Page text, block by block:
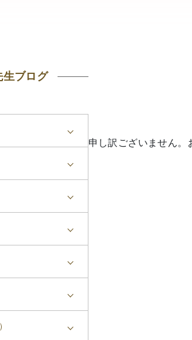
生ブログ
申し訳ございません。